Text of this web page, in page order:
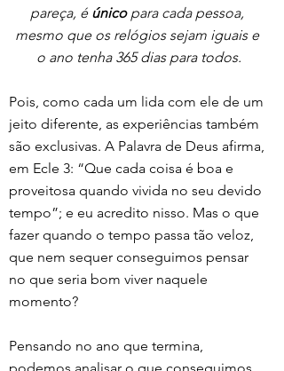
pareça, é único para cada pessoa,
mesmo que os relógios sejam iguais e
o ano tenha 365 dias para todos.
Pois, como cada um lida com ele de um
jeito diferente, as experiências também
são exclusivas. A Palavra de Deus afirma,
em Ecle 3: “Que cada coisa é boa e
proveitosa quando vivida no seu devido
tempo”; e eu acredito nisso. Mas o que
fazer quando o tempo passa tão veloz,
que nem sequer conseguimos pensar
no que seria bom viver naquele
momento?
Pensando no ano que termina,